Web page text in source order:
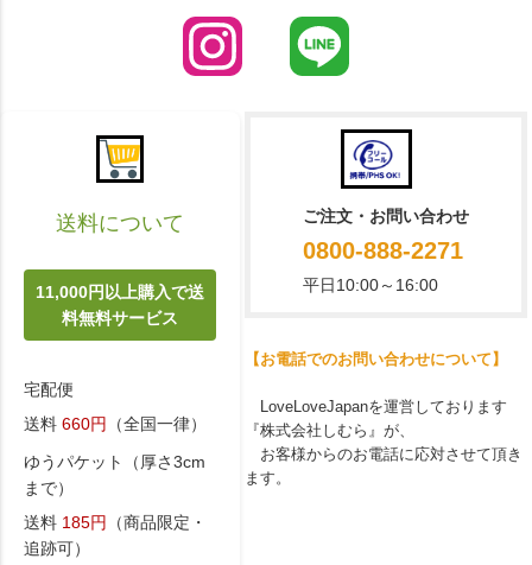
送料について
11,000円以上購入で送
料無料サービス
宅配便
送料 660円
（全国一律）
ゆうパケット（厚さ3cm
まで）
送料 185円
（商品限定・
追跡可）
ご注文・お問い合わせ
0800-888-2271
平日10:00～16:00
【お電話でのお問い合わせについて】
LoveLoveJapanを運営しております
『株式会社しむら』が、
お客様からのお電話に応対させて頂き
ます。